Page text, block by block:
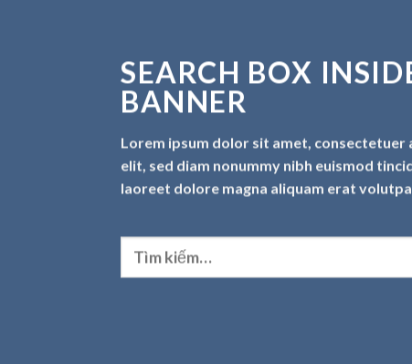
SEARCH BOX
BANNER
Lorem ipsum dolor sit amet, consectetuer
elit, sed diam nonummy nibh euismod
laoreet dolore magna aliquam erat
Tìm